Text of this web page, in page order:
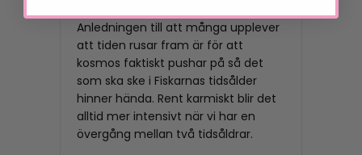
Anledningen till att många upplever
att tiden rusar fram är för att
kosmos faktiskt pushar på så det
som ska ske i Fiskarnas tidsålder
hinner hända. Rent karmiskt blir det
alltid mer intensivt när vi har en
övergång mellan två tidsåldrar.